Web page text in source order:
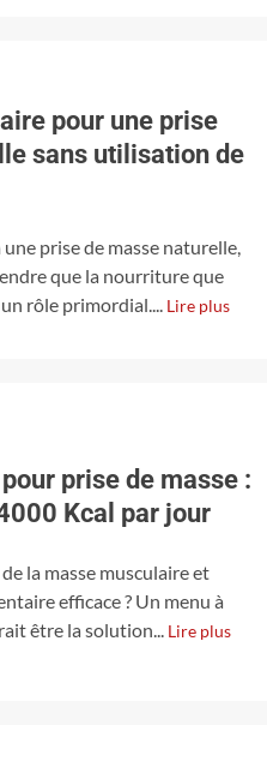
pour une prise
sans utilisation de
prise de masse naturelle,
que la nourriture que
rôle primordial.... Lire plus
prise de masse :
Kcal par jour
la masse musculaire et
efficace ? Un menu à
être la solution... Lire plus